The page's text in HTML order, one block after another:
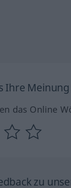
Ihre
das Online
zu